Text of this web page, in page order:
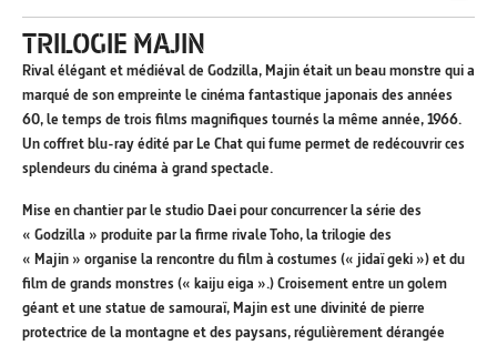
TRILOGIE MAJIN
Rival élégant et médiéval de Godzilla, Majin était un beau monstre qui a
marqué de son empreinte le cinéma fantastique japonais des années
60, le temps de trois films magnifiques tournés la même année, 1966.
Un coffret blu-ray édité par Le Chat qui fume permet de redécouvrir ces
splendeurs du cinéma à grand spectacle.
Mise en chantier par le studio Daei pour concurrencer la série des
« Godzilla » produite par la firme rivale Toho, la trilogie des
« Majin » organise la rencontre du film à costumes (« jidaï geki ») et du
film de grands monstres (« kaiju eiga ».) Croisement entre un golem
géant et une statue de samouraï, Majin est une divinité de pierre
protectrice de la montagne et des paysans, régulièrement dérangée